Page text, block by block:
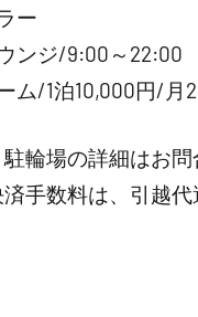
ー
ジ/9:00～22:00
1泊10,000円/月2
輪場の詳細はお問
手数料は、引越代